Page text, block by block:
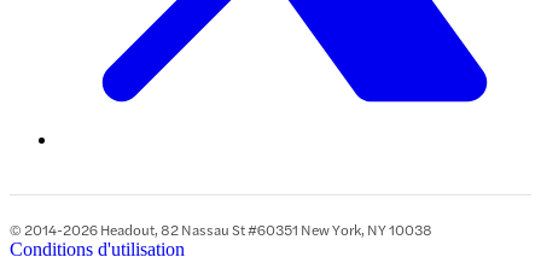
© 2014-2026 Headout, 82 Nassau St #60351 New York, NY 10038
Conditions d'utilisation